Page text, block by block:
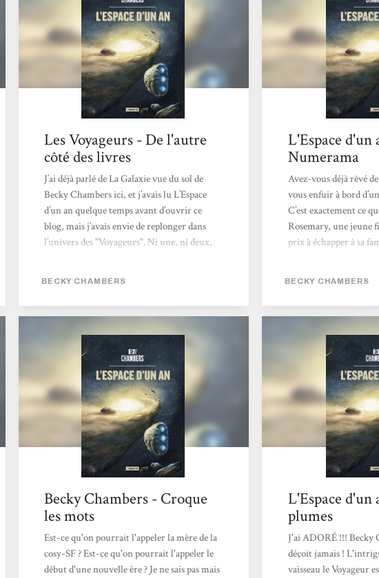
Les Voyageurs - De l'autre
côté des livres
J’ai déjà parlé de La Galaxie vue du sol de
Becky Chambers ici, et j’avais lu L’Espace
d’un an quelque temps avant d’ouvrir ce
blog, mais j’avais envie de replonger dans
l’univers des "Voyageurs". Ni une, ni deux,
série est comme une bonne tasse de boisson
goûts) prise en rentrant chez vous après une
journée pluvieuse. La base commune est que
les Humains ont quitté la Terre mourante en
deux...
BECKY CHAMBERS
L'Espace d'un
Numerama
Avez-vous déjà rêvé
vous enfuir à bord
C’est exactement ce
Rosemary, une jeune
prix à échapper à sa
nombreuses espèces
artificielles, mais aussi
L’Espace d’un an est
dont on ressort avec
d’énergie. Becky
magnifique...
BECKY CHAMBERS
Becky Chambers - Croque
les mots
Est-ce qu'on pourrait l'appeler la mère de la
cosy-SF ? Est-ce qu'on pourrait l'appeler le
début d'une nouvelle ère ? Je ne sais pas mais
L'Espace d'un
plumes
J'ai ADORÉ !!! Becky
déçoit jamais !
vaisseau le Voyageur